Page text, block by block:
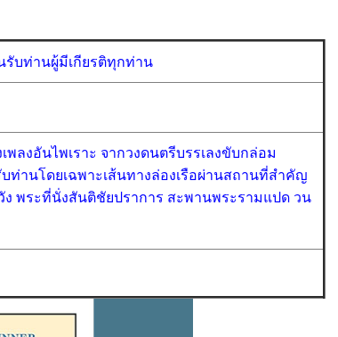
รับท่านผู้มีเกียรติทุกท่าน
ลงอันไพเราะ จากวงดนตรีบรรเลงขับกล่อม
ท่านโดยเฉพาะเส้นทางล่องเรือผ่านสถานที่สำคัญ
พระที่นั่งสันติชัยปราการ สะพานพระรามแปด วน